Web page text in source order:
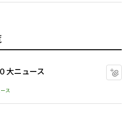
大ニュース
ス